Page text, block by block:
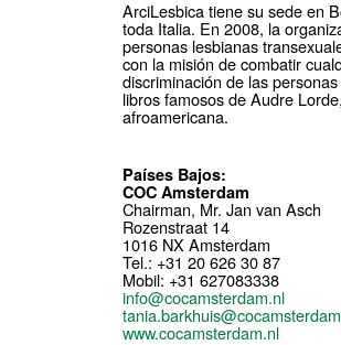
ArciLesbica tiene su sede en
toda Italia. En 2008, la
personas lesbianas
con la misión de combatir
discriminación de las
libros famosos de Audre
afroamericana.
Países Bajos:
COC Amsterdam
Chairman, Mr. Jan van Asch
Rozenstraat 14
1016 NX Amsterdam
Tel.: +31 20 626 30 87
Mobil: +31 627083338
info@cocamsterdam.nl
www.cocamsterdam.nl